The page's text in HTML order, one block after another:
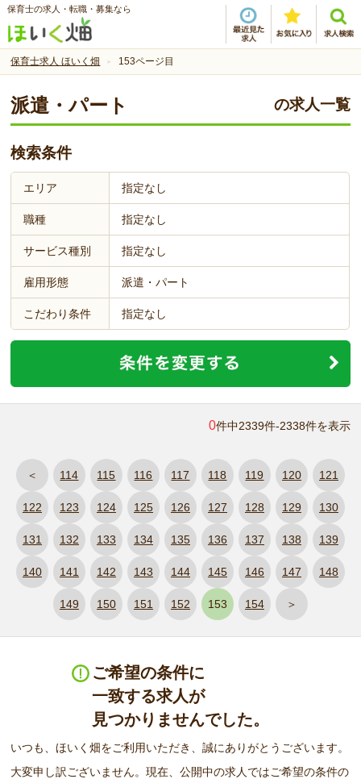
保育士の求人・転職・募集なら
保育士求人 ほいく畑 153ページ目
派遣・パート の求人一覧
検索条件
エリア 指定なし
職種 指定なし
サービス種別 指定なし
雇用形態 派遣・パート
こだわり条件 指定なし
0件中2339件-2338件を表示
＜ 114 115 116 117 118 119 120 121
122 123 124 125 126 127 128 129 130
131 132 133 134 135 136 137 138 139
140 141 142 143 144 145 146 147 148
149 150 151 152 153 154 ＞
ご希望の条件に
一致する求人が
見つかりませんでした。
いつも、ほいく畑をご利用いただき、誠にありがとうございます。
大変申し訳ございません。現在、公開中の求人ではご希望の条件の